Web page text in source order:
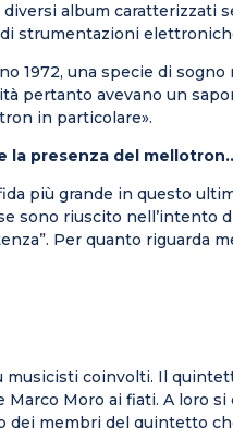
album caratterizzati
strumentazioni
1972, una specie di
pertanto avevano un
in particolare».
la presenza del
più grande in questo
riuscito nell’intento
Per quanto riguarda
coinvolti. Il
Moro ai fiati. A loro si
membri del quintetto